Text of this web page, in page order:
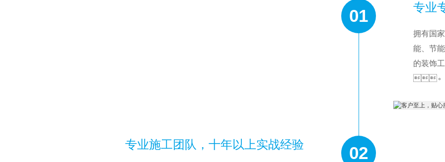
01 专业
拥有国家
能、节
的装饰工
。
02
专业施工团队，十年以上实战经验